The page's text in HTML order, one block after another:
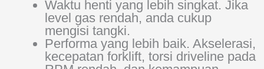
Waktu henti yang lebih singkat. Jika
level gas rendah, anda cukup
mengisi tangki.
Performa yang lebih baik. Akselerasi,
kecepatan forklift, torsi driveline pada